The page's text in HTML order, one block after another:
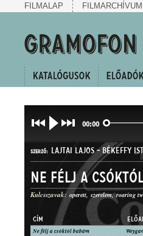
FILMALAP FILMARCHÍVUM
00:00
SZERZŐ: LAJTAI LAJOS-BÉKEFFY
Ne félj a csóktól
Kulcsszavak: operett szerelem roaring
CÍM
Ne félj a csóktól babám